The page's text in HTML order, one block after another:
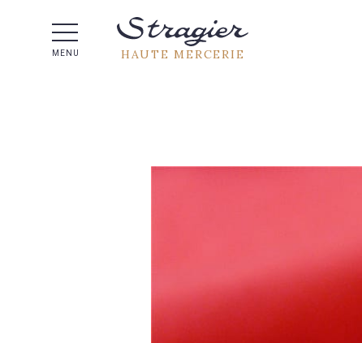
MENU HAUTE MERCERIE